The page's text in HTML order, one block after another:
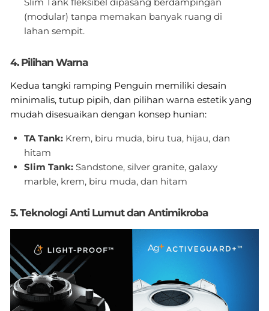
(modular) tanpa memakan banyak ruang di
lahan sempit.
4. Pilihan Warna
Kedua tangki ramping Penguin memiliki desain
minimalis, tutup pipih, dan pilihan warna estetik yang
mudah disesuaikan dengan konsep hunian:
TA Tank:Krem, biru muda, biru tua, hijau, dan
hitam
Slim Tank: Sandstone, silver granite, galaxy
marble, krem, biru muda, dan hitam
5. Teknologi Anti Lumut dan Antimikroba